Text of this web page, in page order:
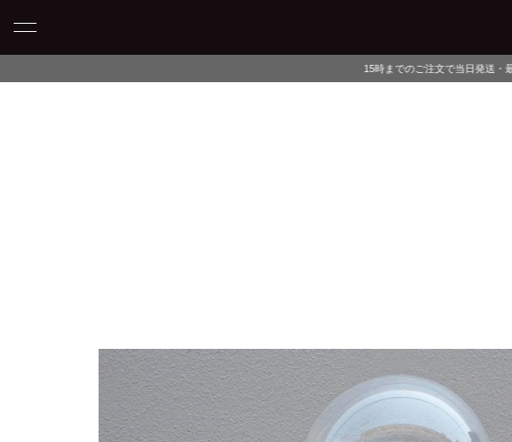
15時までのご注文で当日発送・最短翌日午前中にお届